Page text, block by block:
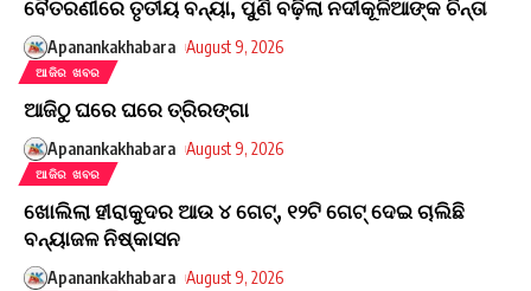
ବୈତରଣୀରେ ତୃତୀୟ ବନ୍ୟା, ପୁଣି ବଢ଼ିଲା ନଦୀକୂଳିଆଙ୍କ ଚିନ୍ତା
Apanankakhabara August 9, 2026
ଆଜିର ଖବର
ଆଜିଠୁ ଘରେ ଘରେ ତ୍ରିରଙ୍ଗା
Apanankakhabara August 9, 2026
ଆଜିର ଖବର
ଖୋଲିଲା ହୀରାକୁଦର ଆଉ ୪ ଗେଟ୍, ୧୨ଟି ଗେଟ୍ ଦେଇ ଚାଲିଛି
ବନ୍ୟାଜଳ ନିଷ୍କାସନ
Apanankakhabara August 9, 2026